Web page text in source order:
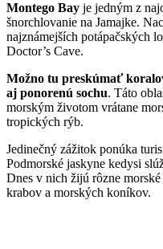
Montego Bay je jedným z
šnorchlovanie na Jamajke.
najznámejších potápačských
Doctor’s Cave.
Možno tu preskúmať
aj ponorenú sochu. Táto
morským životom vrátane
tropických rýb.
Jedinečný zážitok ponúka
Podmorské jaskyne kedysi
Dnes v nich žijú rôzne
krabov a morských koníkov.